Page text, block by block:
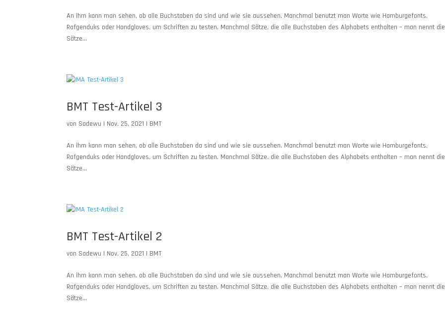
An ihm kann man sehen, ob alle Buchstaben da sind und wie sie aussehen. Manchmal benutzt man Worte wie Hamburgefonts,
Rafgenduks oder Handgloves, um Schriften zu testen. Manchmal Sätze, die alle Buchstaben des Alphabets enthalten – man nennt
Sätze...
BMT Test-Artikel 3
von Sadewu | Nov. 25, 2021 | BMT
An ihm kann man sehen, ob alle Buchstaben da sind und wie sie aussehen. Manchmal benutzt man Worte wie Hamburgefonts,
Rafgenduks oder Handgloves, um Schriften zu testen. Manchmal Sätze, die alle Buchstaben des Alphabets enthalten – man nennt
Sätze...
BMT Test-Artikel 2
von Sadewu | Nov. 25, 2021 | BMT
An ihm kann man sehen, ob alle Buchstaben da sind und wie sie aussehen. Manchmal benutzt man Worte wie Hamburgefonts,
Rafgenduks oder Handgloves, um Schriften zu testen. Manchmal Sätze, die alle Buchstaben des Alphabets enthalten – man nennt
Sätze...